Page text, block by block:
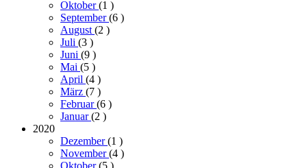
Oktober(1 )
September(6 )
August(2 )
Juli (3 )
Juni (9 )
Mai (5 )
April (4 )
März (7 )
Februar(6 )
Januar(2 )
2020
Dezember(1 )
November(4 )